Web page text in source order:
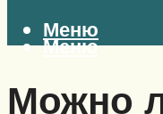
Меню
Меню
Можно